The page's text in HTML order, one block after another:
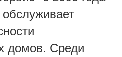
обслуживает
домов. Среди